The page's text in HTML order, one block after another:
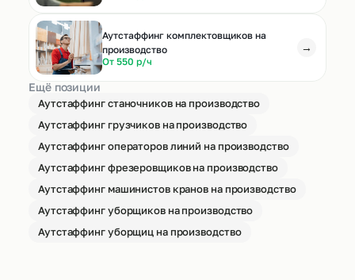
Аутстаффинг комплектовщиков на
производство
От 550 р/ч
→
Ещё позиции
Аутстаффинг станочников на производство
Аутстаффинг грузчиков на производство
Аутстаффинг операторов линий на производство
Аутстаффинг фрезеровщиков на производство
Аутстаффинг машинистов кранов на производство
Аутстаффинг уборщиков на производство
Аутстаффинг уборщиц на производство